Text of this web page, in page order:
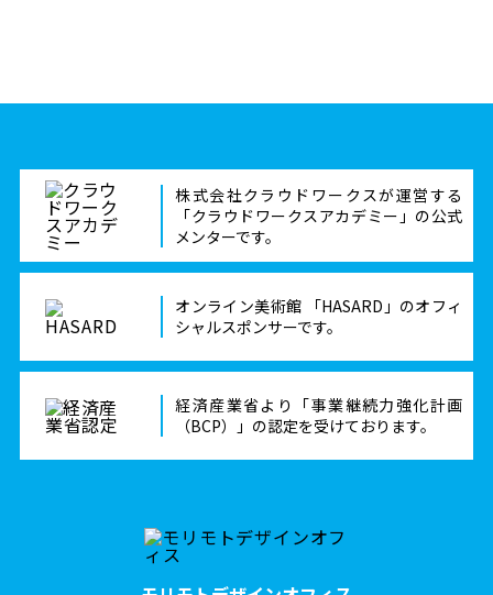
株式会社クラウドワークスが運営する
「クラウドワークスアカデミー」の公式
メンターです。
オンライン美術館 「HASARD」のオフィ
シャルスポンサーです。
経済産業省より「事業継続力強化計画
（BCP）」の認定を受けております。